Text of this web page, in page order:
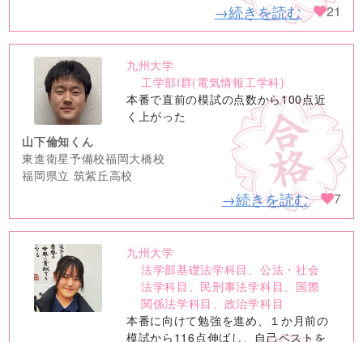
→続きを読む 21
no
image
九州大学
工学部Ⅰ群(電気情報工学科)
本番で直前の模試の点数から100点近
く上がった
山下倫知くん
東進衛星予備校福岡大橋校
福岡県立 筑紫丘高校
→続きを読む 7
no
image
九州大学
法学部基礎法学科目、公法・社会
法学科目、民刑事法学科目、国際
関係法学科目、政治学科目
本番に向けて勉強を進め、１か月前の
模試から116点伸ばし、自己ベストを